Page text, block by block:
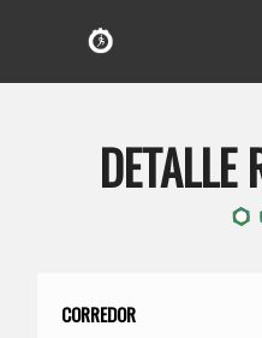
DETALLE
CORREDOR